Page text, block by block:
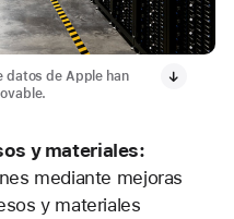
datos de Apple han
y materiales:
mediante mejoras
y materiales